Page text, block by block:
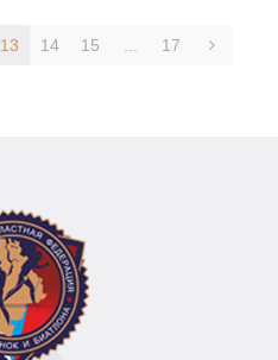
13 14 15 ... 17